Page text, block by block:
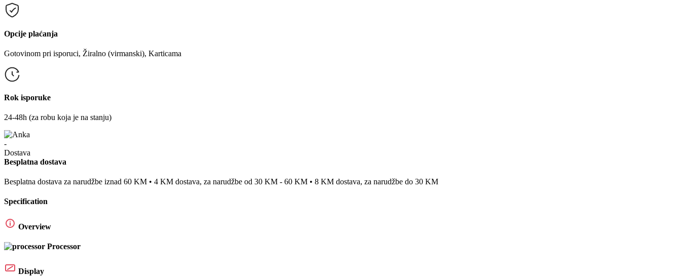
Opcije plaćanja
Gotovinom pri isporuci, Žiralno (virmanski), Karticama
Rok isporuke
24-48h (za robu koja je na stanju)
Besplatna dostava
Besplatna dostava za narudžbe iznad 60 KM • 4 KM dostava, za narudžbe od 30 KM - 60 KM • 8 KM dostava, za narudžbe do 30 KM
Specification
Overview
Processor
Display